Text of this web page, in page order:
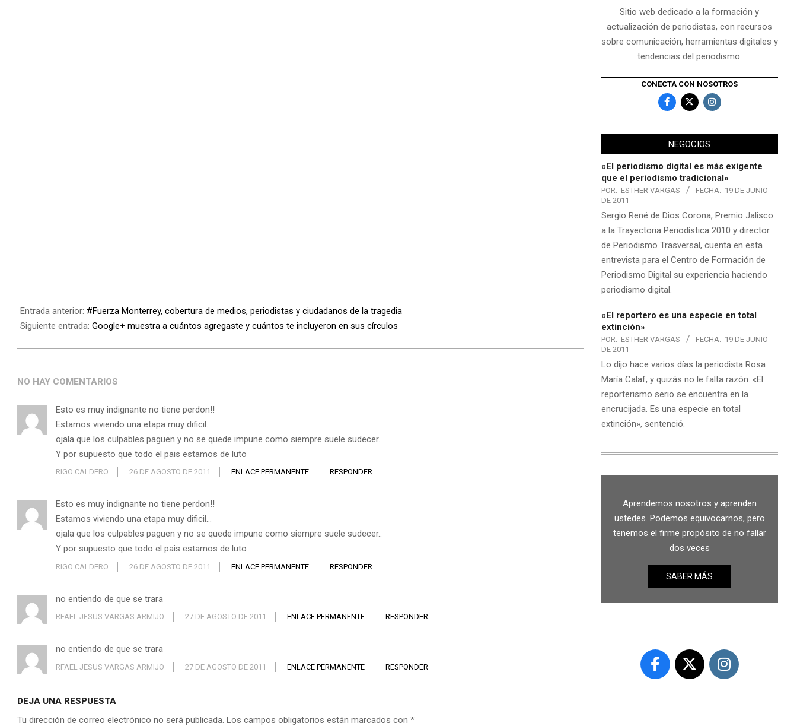
Entrada anterior: #Fuerza Monterrey, cobertura de medios, periodistas y ciudadanos de la tragedia
Siguiente entrada: Google+ muestra a cuántos agregaste y cuántos te incluyeron en sus círculos
NO HAY COMENTARIOS
Esto es muy indignante no tiene perdon!!
Estamos viviendo una etapa muy dificil…
ojala que los culpables paguen y no se quede impune como siempre suele sudecer..
Y por supuesto que todo el pais estamos de luto
RIGO CALDERO 26 DE AGOSTO DE 2011 ENLACE PERMANENTE RESPONDER
Esto es muy indignante no tiene perdon!!
Estamos viviendo una etapa muy dificil…
ojala que los culpables paguen y no se quede impune como siempre suele sudecer..
Y por supuesto que todo el pais estamos de luto
RIGO CALDERO 26 DE AGOSTO DE 2011 ENLACE PERMANENTE RESPONDER
no entiendo de que se trara
RFAEL JESUS VARGAS ARMIJO 27 DE AGOSTO DE 2011 ENLACE PERMANENTE RESPONDER
no entiendo de que se trara
RFAEL JESUS VARGAS ARMIJO 27 DE AGOSTO DE 2011 ENLACE PERMANENTE RESPONDER
DEJA UNA RESPUESTA
Tu dirección de correo electrónico no será publicada. Los campos obligatorios están marcados con *
Sitio web dedicado a la formación y
actualización de periodistas, con recursos
sobre comunicación, herramientas digitales y
tendencias del periodismo.
CONECTA CON NOSOTROS
NEGOCIOS
«El periodismo digital es más exigente
que el periodismo tradicional»
POR: ESTHER VARGAS FECHA: 19 DE JUNIO
DE 2011
Sergio René de Dios Corona, Premio Jalisco
a la Trayectoria Periodística 2010 y director
de Periodismo Trasversal, cuenta en esta
entrevista para el Centro de Formación de
Periodismo Digital su experiencia haciendo
periodismo digital.
«El reportero es una especie en total
extinción»
POR: ESTHER VARGAS FECHA: 19 DE JUNIO
DE 2011
Lo dijo hace varios días la periodista Rosa
María Calaf, y quizás no le falta razón. «El
reporterismo serio se encuentra en la
encrucijada. Es una especie en total
extinción», sentenció.
Aprendemos nosotros y aprenden
ustedes. Podemos equivocarnos, pero
tenemos el firme propósito de no fallar
dos veces
SABER MÁS